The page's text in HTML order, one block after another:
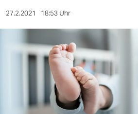
sport
verlag
27.2.2021 18:53 Uhr